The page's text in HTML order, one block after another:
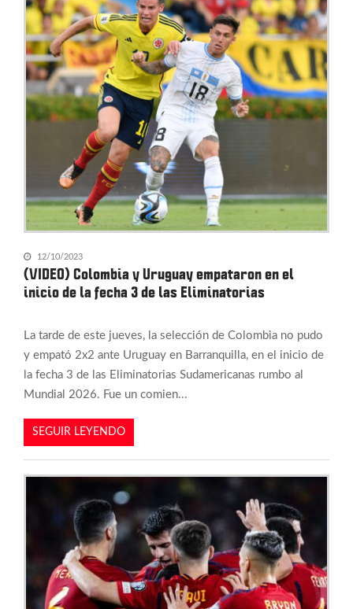
12/10/2023
(VIDEO) Colombia y Uruguay empataron en el
inicio de la fecha 3 de las Eliminatorias
La tarde de este jueves, la selección de Colombia no pudo
y empató 2x2 ante Uruguay en Barranquilla, en el inicio de
la fecha 3 de las Eliminatorias Sudamericanas rumbo al
Mundial 2026. Fue un comien...
SEGUIR LEYENDO